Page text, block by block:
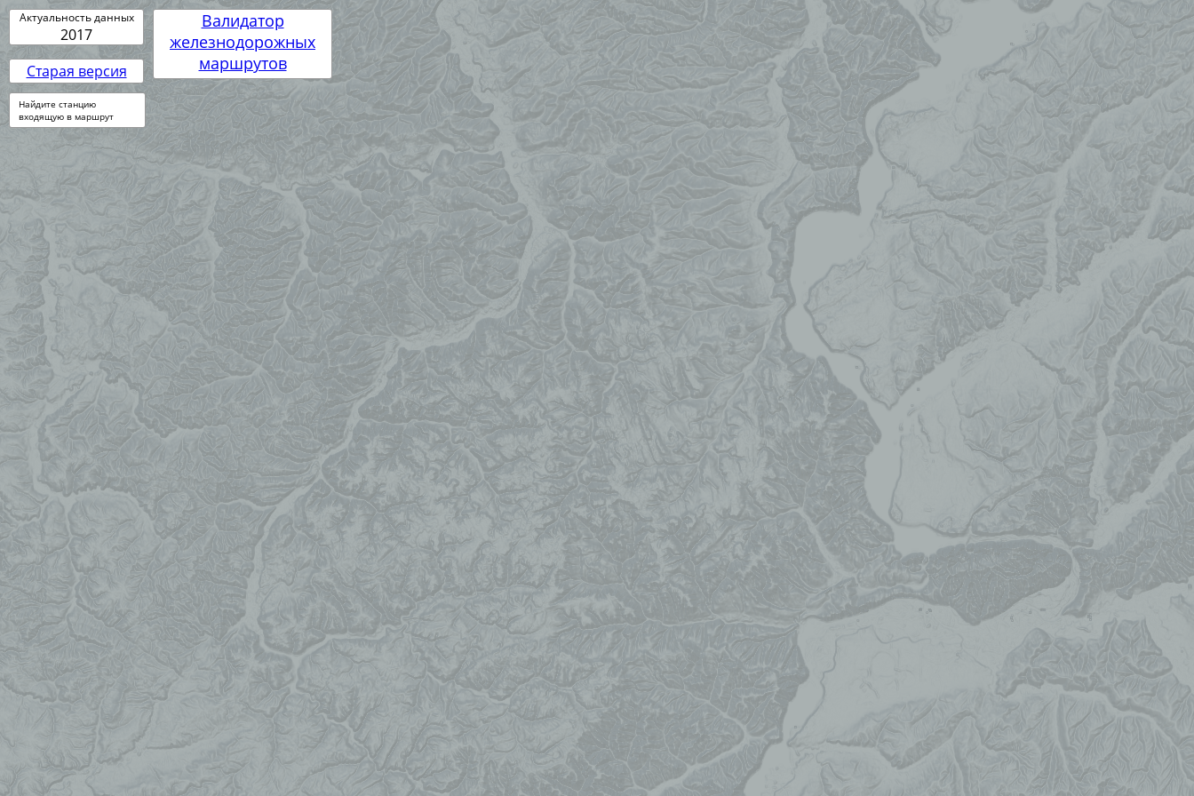
Актуальность данных
2017
Старая версия
Валидатор
железнодорожных
маршрутов
Найдите станцию
входящую в маршрут